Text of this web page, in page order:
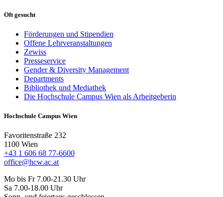
Oft gesucht
Förderungen und Stipendien
Offene Lehrveranstaltungen
Zewiss
Presseservice
Gender & Diversity Management
Departments
Bibliothek und Mediathek
Die Hochschule Campus Wien als Arbeitgeberin
Hochschule Campus Wien
Favoritenstraße 232
1100 Wien
+43 1 606 68 77-6600
office@hcw.ac.at
Mo bis Fr 7.00-21.30 Uhr
Sa 7.00-18.00 Uhr